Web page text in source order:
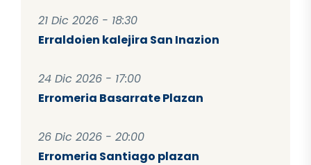
21 Dic 2026 - 18:30
Erraldoien kalejira San Inazion
24 Dic 2026 - 17:00
Erromeria Basarrate Plazan
26 Dic 2026 - 20:00
Erromeria Santiago plazan